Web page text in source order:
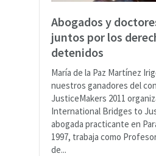
Abogados y
juntos por los
detenidos
María de la Paz Martínez
nuestros ganadores del
JusticeMakers 2011
International Bridges to
abogada practicante en
1997, trabaja como
de...